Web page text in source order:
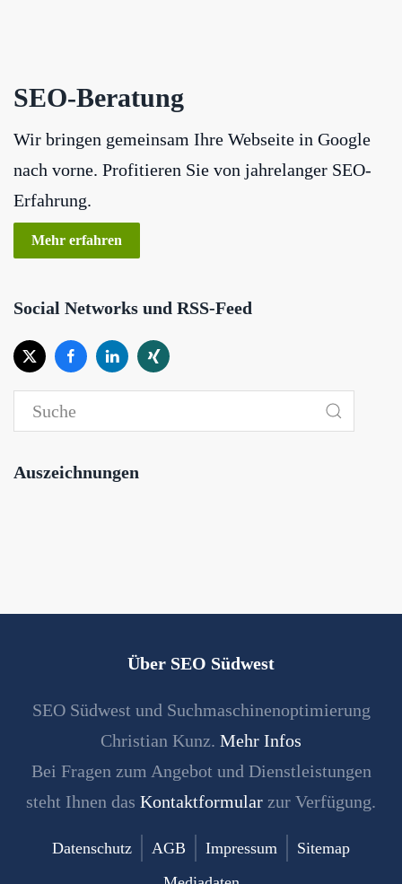
SEO-Beratung
Wir bringen gemeinsam Ihre Webseite in Google
nach vorne. Profitieren Sie von jahrelanger SEO-
Erfahrung.
Mehr erfahren
Social Networks und RSS-Feed
Auszeichnungen
Über SEO Südwest
SEO Südwest und Suchmaschinenoptimierung
Christian Kunz. Mehr Infos
Bei Fragen zum Angebot und Dienstleistungen
steht Ihnen das Kontaktformular zur Verfügung.
Datenschutz AGB Impressum
Sitemap